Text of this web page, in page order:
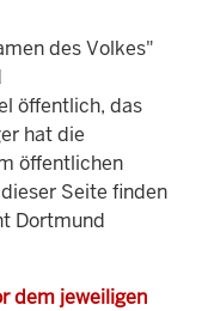
des Volkes"
öffentlich, das
hat die
öffentlichen
Seite finden
Dortmund
dem jeweiligen